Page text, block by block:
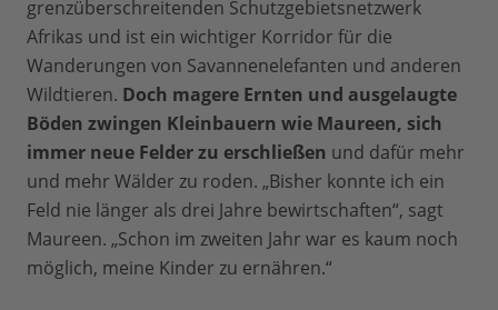
grenzüberschreitenden Schutzgebietsnetzwerk
Afrikas und ist ein wichtiger Korridor für die
Wanderungen von Savannenelefanten und anderen
Wildtieren. Doch magere Ernten und ausgelaugte
Böden zwingen Kleinbauern wie Maureen, sich
immer neue Felder zu erschließen und dafür mehr
und mehr Wälder zu roden. „Bisher konnte ich ein
Feld nie länger als drei Jahre bewirtschaften“, sagt
Maureen. „Schon im zweiten Jahr war es kaum noch
möglich, meine Kinder zu ernähren.“